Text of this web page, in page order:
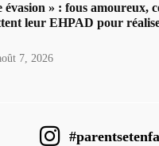
évasion » : fous amoureux,
leur EHPAD pour
7, 2026